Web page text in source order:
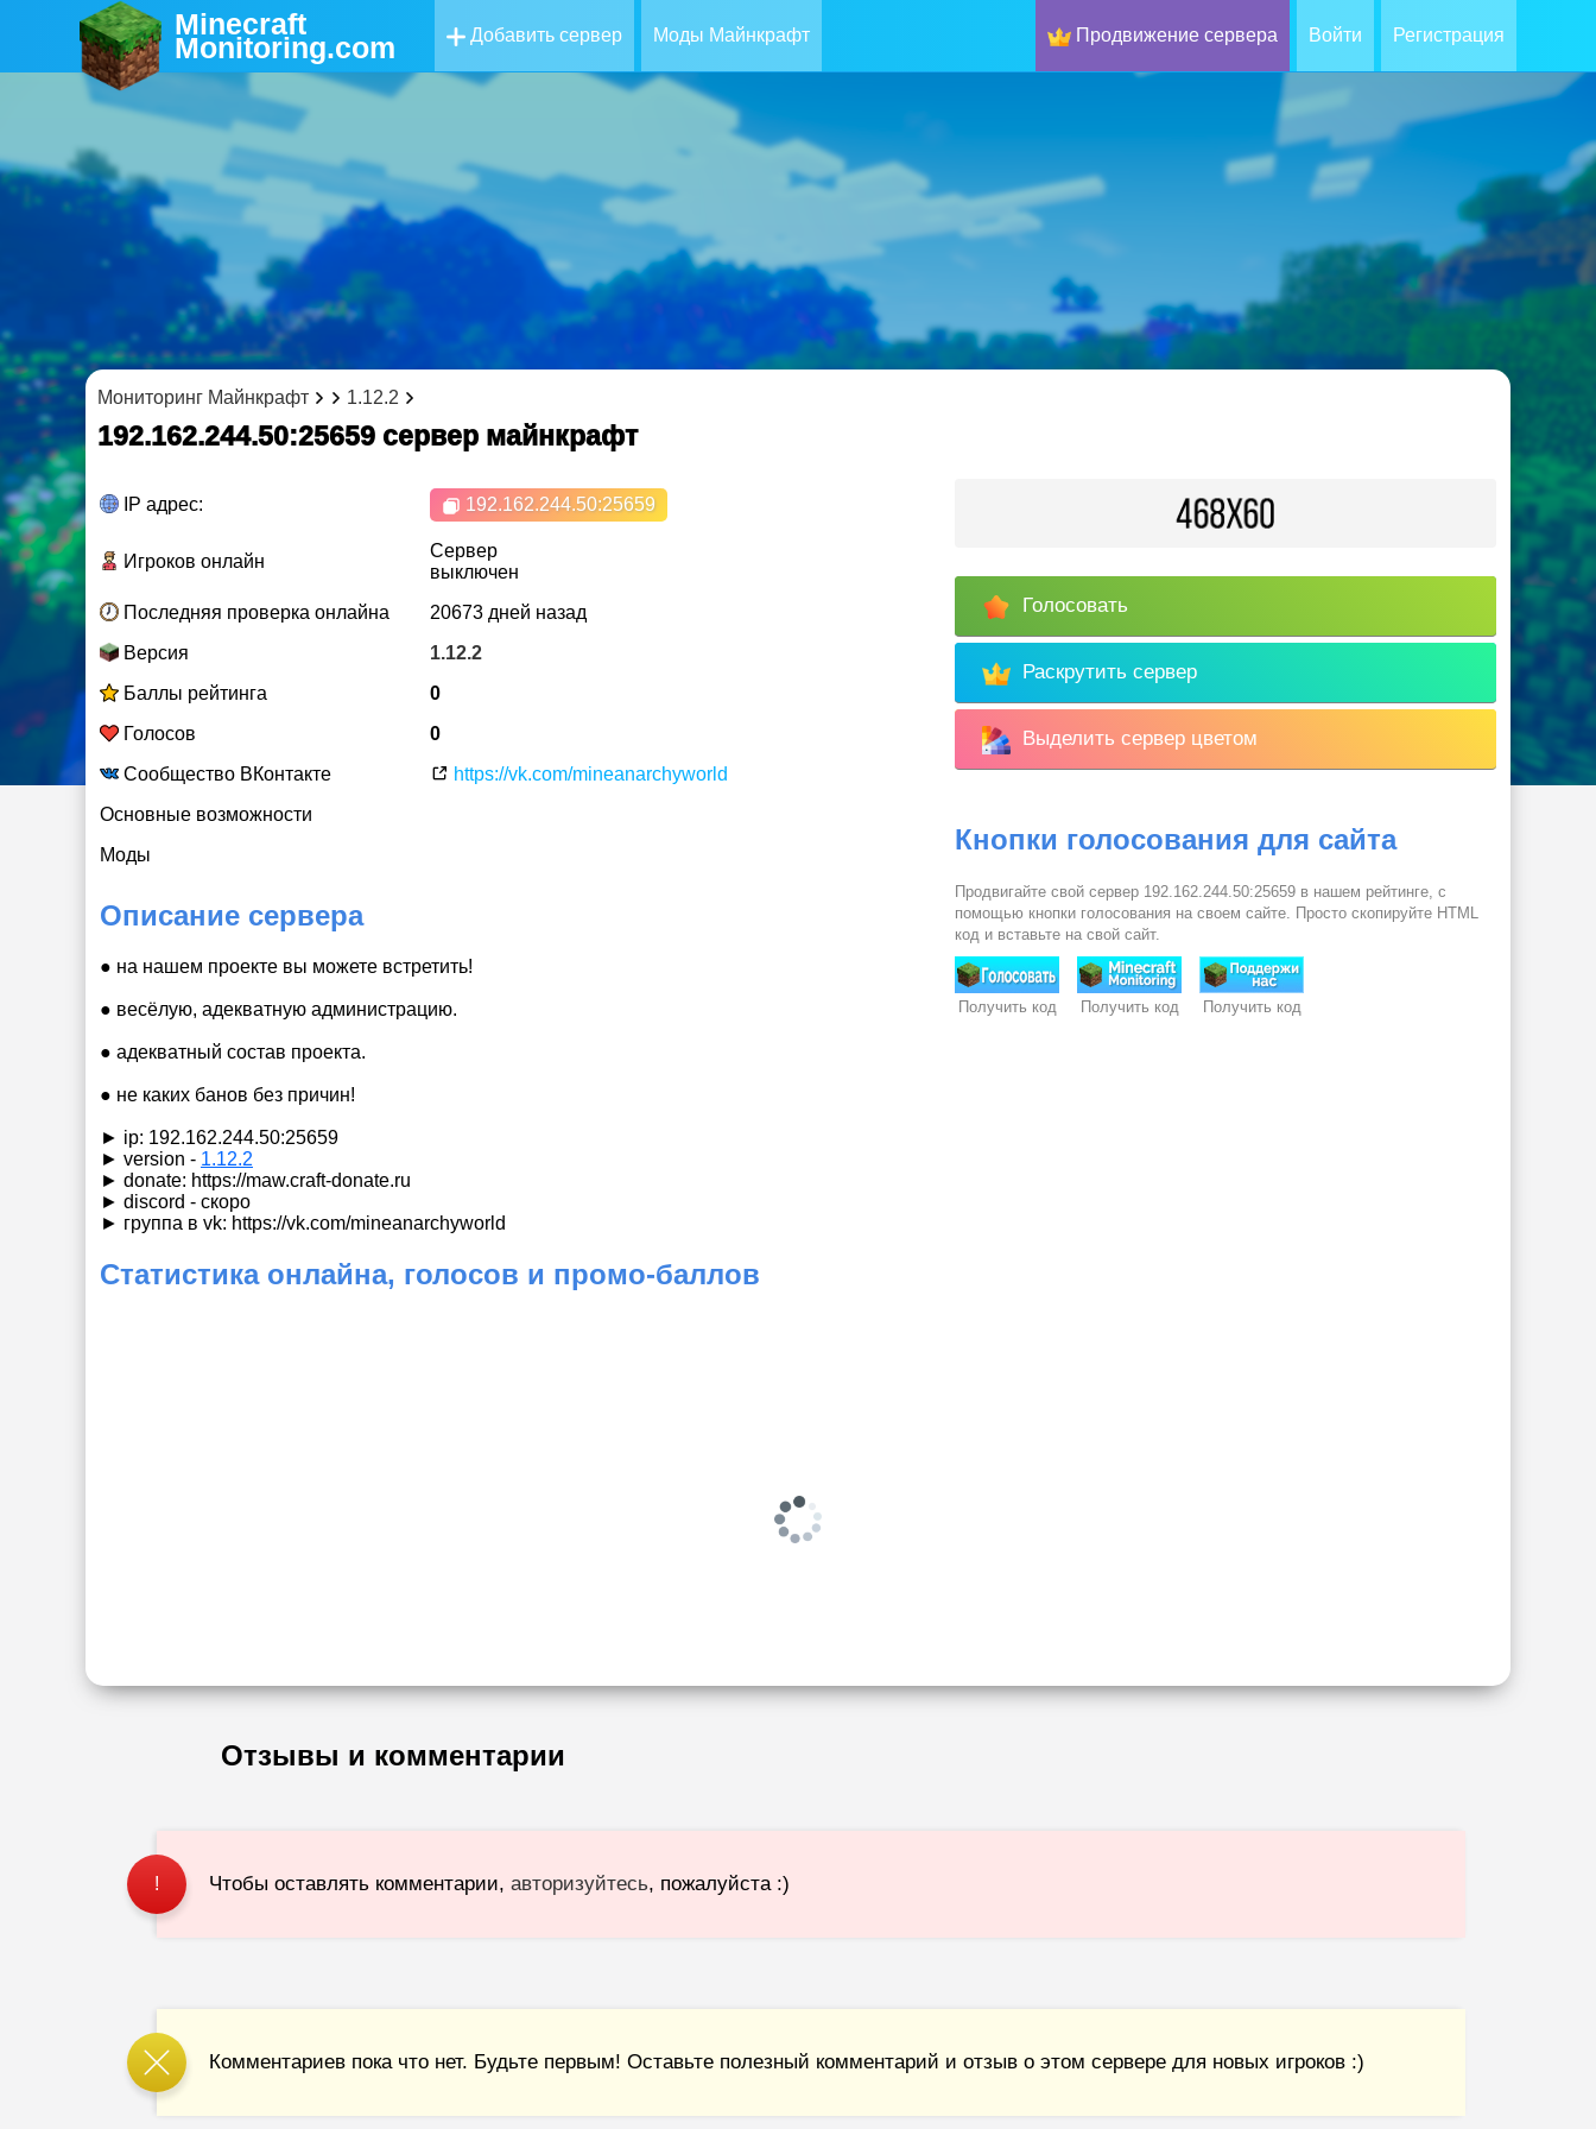
Minecraft
Monitoring.com Добавить сервер Моды Майнкрафт Продвижение сервера Войти Регистрация
Мониторинг Майнкрафт 1.12.2
192.162.244.50:25659 cервер майнкрафт
IP адрес: 192.162.244.50:25659
Игроков онлайн
Сервер
выключен
Последняя проверка онлайна
20673 дней назад
Версия
1.12.2
Баллы рейтинга
0
Голосов
0
Сообщество ВКонтакте
https://vk.com/mineanarchyworld
Основные возможности
Моды
Описание сервера
● на нашем проекте вы можете встретить!
● весёлую, адекватную администрацию.
● адекватный состав проекта.
● не каких банов без причин!
► ip: 192.162.244.50:25659
► version - 1.12.2
► donate: https://maw.craft-donate.ru
► discord - скоро
► группа в vk: https://vk.com/mineanarchyworld
Статистика онлайна, голосов и промо-баллов
Голосовать
Раскрутить сервер
Выделить сервер цветом
Кнопки голосования для сайта
Продвигайте свой сервер 192.162.244.50:25659 в нашем рейтинге, с
помощью кнопки голосования на своем сайте. Просто скопируйте HTML
код и вставьте на свой сайт.
Получить код Получить код Получить код
Отзывы и комментарии
! Чтобы оставлять комментарии,авторизуйтесь, пожалуйста :)
Комментариев пока что нет. Будьте первым! Оставьте полезный комментарий и отзыв о этом сервере для новых игроков :)